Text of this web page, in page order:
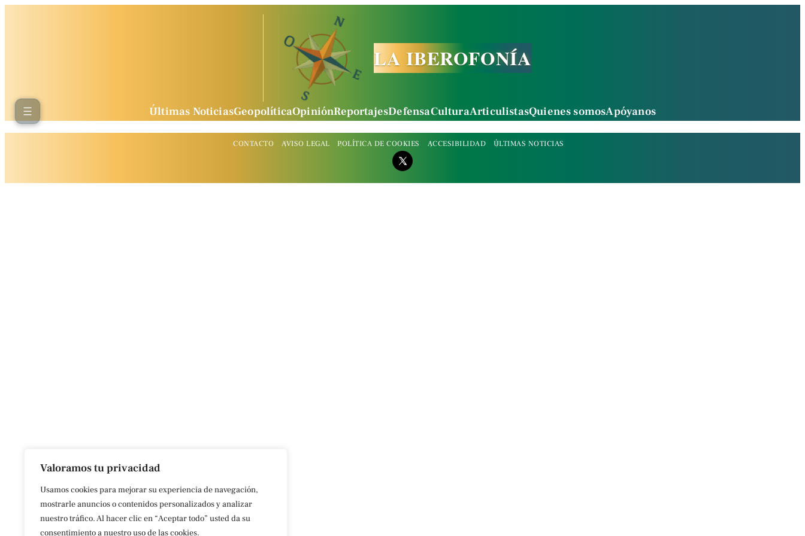
Valoramos tu privacidad
Usamos cookies para mejorar su experiencia de navegación,
mostrarle anuncios o contenidos personalizados y analizar
nuestro tráfico. Al hacer clic en “Aceptar todo” usted da su
consentimiento a nuestro uso de las cookies.
LA IBEROFONÍA
Últimas NoticiasGeopolíticaOpiniónReportajesDefensaCulturaArticulistasQuienes somosApóyanos
CONTACTO AVISO LEGAL POLÍTICA DE COOKIES ACCESIBILIDAD ÚLTIMAS NOTICIAS